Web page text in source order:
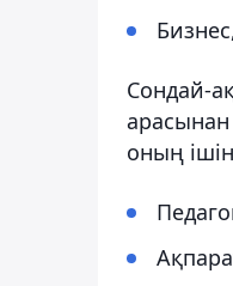
Сондай-
арасынан
оның